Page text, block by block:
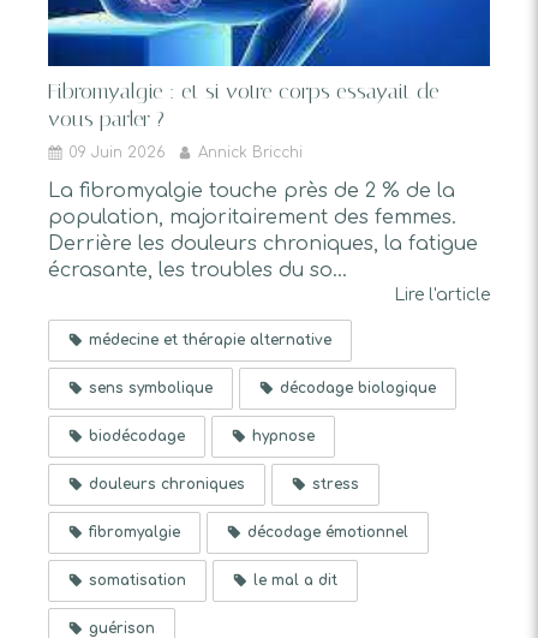
Fibromyalgie : et si votre corps essayait de
vous parler ?
09 Juin 2026 Annick Bricchi
La fibromyalgie touche près de 2 % de la
population, majoritairement des femmes.
Derrière les douleurs chroniques, la fatigue
écrasante, les troubles du so...
Lire l'article
médecine et thérapie alternative
sens symbolique décodage biologique
biodécodage hypnose
douleurs chroniques stress
fibromyalgie décodage émotionnel
somatisation le mal a dit
guérison